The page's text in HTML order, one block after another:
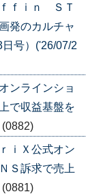
ｆｉｎ ＳＴ
発のカルチャ
号）('26/07/2
ンラインショ
で収益基盤を
(0882)
ｉＸ公式オン
Ｓ訴求で売上
(0881)